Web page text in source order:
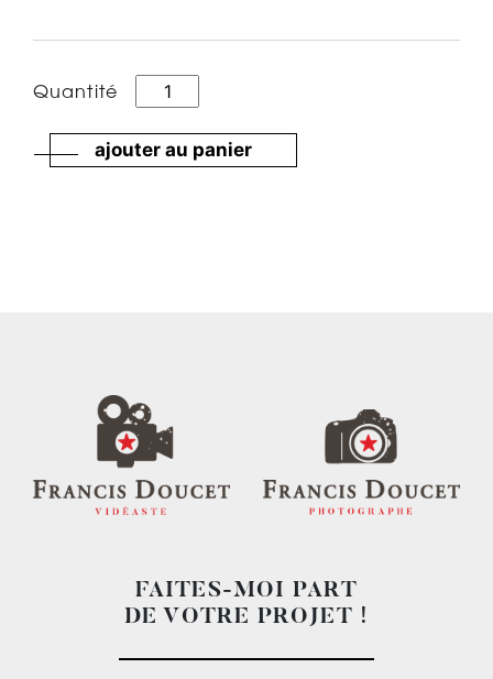
Quantité
quantité
de
SaintFelix_501_Dufour_Romy
ajouter au panier
FAITES-MOI PART
DE VOTRE PROJET !